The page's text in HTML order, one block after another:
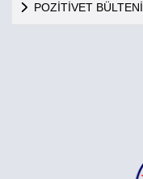
POZİTİVET BÜLTENİ